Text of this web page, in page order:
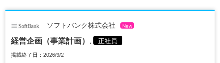
ソフトバンク株式会社 New
経営企画（事業計画）. 正社員
掲載終了日：2026/9/2